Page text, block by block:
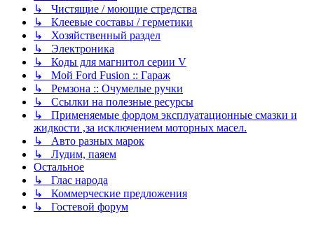
↳ Чистящие / моющие стредства
↳ Клеевые составы / герметики
↳ Хозяйственный раздел
↳ Электроника
↳ Коды для магнитол серии V
↳ Мой Ford Fusion :: Гараж
↳ Ремзона :: Очумелые ручки
↳ Ссылки на полезные ресурсы
↳ Применяемые фордом эксплуатационные смазки и
жидкости ,за исключением моторных масел.
↳ Авто разных марок
↳ Лудим, паяем
Остальное
↳ Глас народа
↳ Коммерческие предложения
↳ Гостевой форум